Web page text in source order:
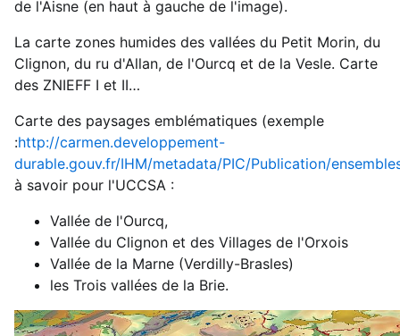
de l'Aisne (en haut à gauche de l'image).
La carte zones humides des vallées du Petit Morin, du
Clignon, du ru d'Allan, de l'Ourcq et de la Vesle. Carte
des ZNIEFF I et II…
Carte des paysages emblématiques (exemple
:http://carmen.developpement-
durable.gouv.fr/IHM/metadata/PIC/Publication/
à savoir pour l'UCCSA :
Vallée de l'Ourcq,
Vallée du Clignon et des Villages de l'Orxois
Vallée de la Marne (Verdilly-Brasles)
les Trois vallées de la Brie.